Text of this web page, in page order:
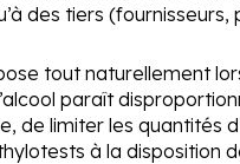
des tiers
tout naturellement
paraît
de limiter les quantités
à la disposition